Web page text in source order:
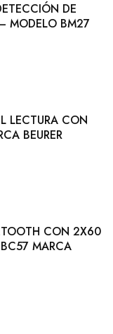
DE
MODELO BM27
LECTURA CON
BEURER
CON 2X60
MARCA